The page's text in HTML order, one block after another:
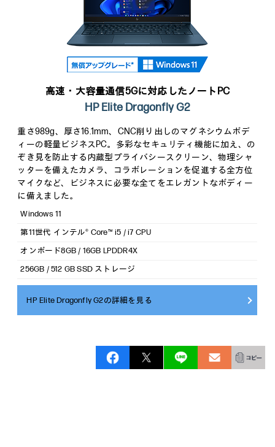
高速・大容量通信5Gに対応したノートPC
HP Elite Dragonfly G2
重さ989g、厚さ16.1mm、CNC削り出しのマグネシウムボデ
ィーの軽量ビジネスPC。多彩なセキュリティ機能に加え、の
ぞき見を防止する内蔵型プライバシースクリーン、物理シャ
ッターを備えたカメラ、コラボレーションを促進する全方位
マイクなど、ビジネスに必要な全てをエレガントなボディー
に備えました。
Windows 11
第11世代 インテル® Core™ i5 / i7 CPU
オンボード8GB / 16GB LPDDR4X
256GB / 512 GB SSD ストレージ
HP Elite Dragonfly G2の詳細を見る